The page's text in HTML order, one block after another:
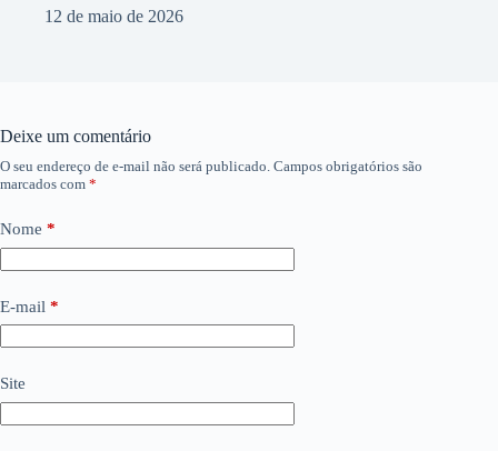
12 de maio de 2026
Deixe um comentário
O seu endereço de e-mail não será publicado. Campos obrigatórios são
marcados com *
Nome *
E-mail *
Site